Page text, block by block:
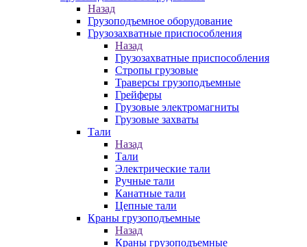
Назад
Грузоподъемное оборудование
Грузозахватные приспособления
Назад
Грузозахватные приспособления
Стропы грузовые
Траверсы грузоподъемные
Грейферы
Грузовые электромагниты
Грузовые захваты
Тали
Назад
Тали
Электрические тали
Ручные тали
Канатные тали
Цепные тали
Краны грузоподъемные
Назад
Краны грузоподъемные